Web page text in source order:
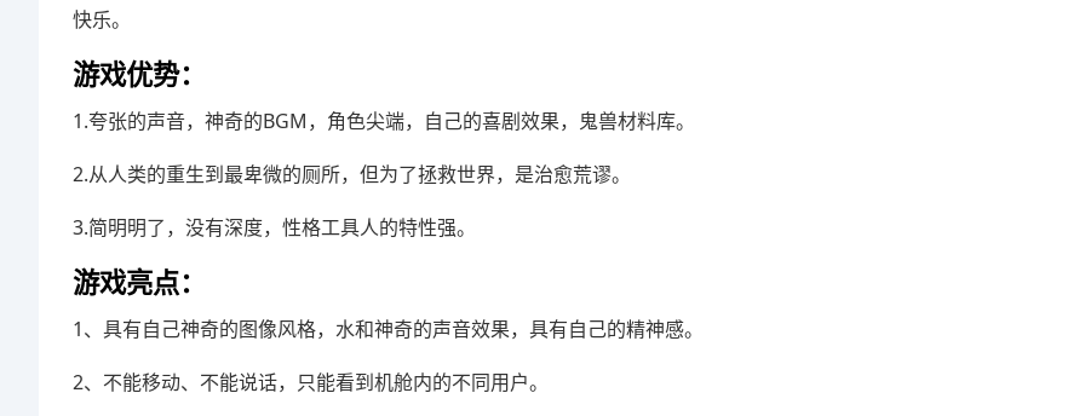
快乐。
游戏优势：
1.夸张的声音，神奇的BGM，角色尖端，自己的喜剧效果，鬼兽材料库。
2.从人类的重生到最卑微的厕所，但为了拯救世界，是治愈荒谬。
3.简明明了，没有深度，性格工具人的特性强。
游戏亮点：
1、具有自己神奇的图像风格，水和神奇的声音效果，具有自己的精神感。
2、不能移动、不能说话，只能看到机舱内的不同用户。